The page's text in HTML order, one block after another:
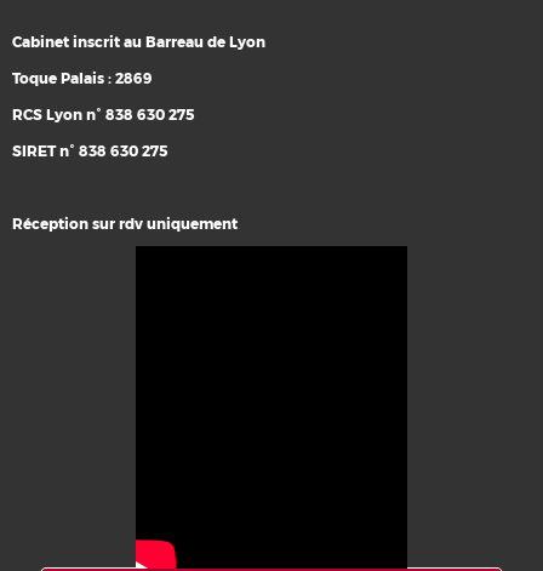
Cabinet inscrit au Barreau de Lyon
Toque Palais : 2869
RCS Lyon n° 838 630 275
SIRET n° 838 630 275
Réception sur rdv uniquement